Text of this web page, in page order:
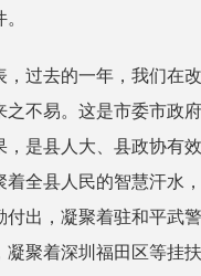
去的一年，我们在改
之不易。这是市委市政
，是县人大、县政协有
着全县人民的智慧汗水
付出，凝聚着驻和平武
凝聚着深圳福田区等挂